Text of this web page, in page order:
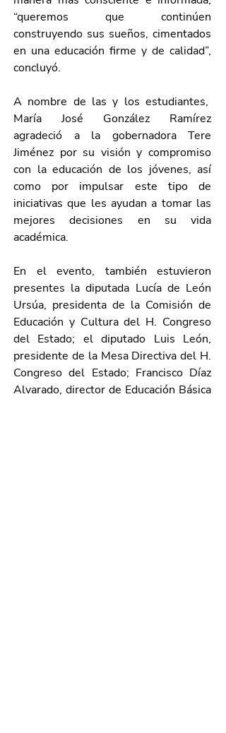
“queremos que continúen
construyendo sus sueños, cimentados
en una educación firme y de calidad”,
concluyó.
A nombre de las y los estudiantes,
María José González Ramírez
agradeció a la gobernadora Tere
Jiménez por su visión y compromiso
con la educación de los jóvenes, así
como por impulsar este tipo de
iniciativas que les ayudan a tomar las
mejores decisiones en su vida
académica.
En el evento, también estuvieron
presentes la diputada Lucía de León
Ursúa, presidenta de la Comisión de
Educación y Cultura del H. Congreso
del Estado; el diputado Luis León,
presidente de la Mesa Directiva del H.
Congreso del Estado; Francisco Díaz
Alvarado, director de Educación Básica